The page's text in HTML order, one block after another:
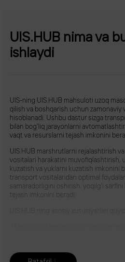
UIS.HUB nima va
ishlaydi
UIS-ning UIS.HUB mahsuloti uzoq
qilish va boshqarish uchun zamonaviy
hisoblanadi. Ushbu dastur sizga
bilan bog‘liq jarayonlarni
vaqt va resurslarni tejash imkonini
UIS.HUB marshrutlarni rejalashtirish
vositalari harakatini muvofiqlashtirish,
kuzatish va yuklarni kuzatish imkonini
transport vositalaridan optimal
samaradorligini oshirish, yoqilg‘i
tejash imkonini beradi.